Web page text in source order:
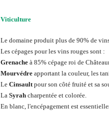
Viticulture
Le domaine produit plus de 90% de
Les cépages pour les vins rouges sont :
Grenache à 85% cépage roi de
Mourvédre apportant la couleur, les
Le Cinsaultpour son côté fruité et sa
La Syrah charpentée et colorée.
En blanc, l'encépagement est